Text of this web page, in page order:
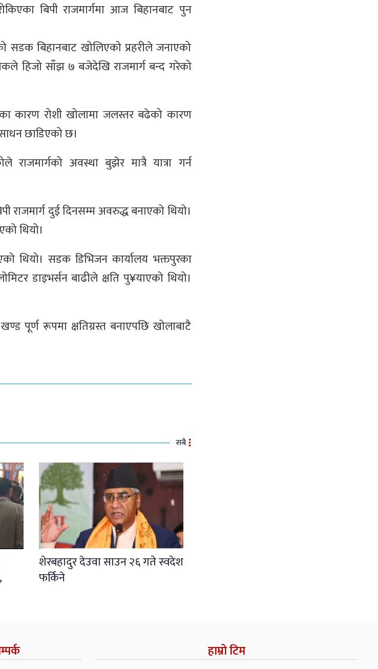
बिपी राजमार्गमा आज बिहानबाट पुन
सडक बिहानबाट खोलिएको प्रहरीले जनाएको
हिजो साँझ ७ बजेदेखि राजमार्ग बन्द गरेको
कारण रोशी खोलामा जलस्तर बढेको कारण
छाडिएको छ।
अवस्था बुझेर मात्रै यात्रा गर्न
राजमार्ग दुई दिनसम्म अवरुद्ध बनाएको थियो।
थियो।
थियो। सडक डिभिजन कार्यालय भक्तपुरका
डाइभर्सन बाढीले क्षति पु¥याएको थियो।
पूर्ण रूपमा क्षतिग्रस्त बनाएपछि खोलाबाटै
सबै
शेरबहादुर देउवा साउन २६ गते स्वदेश
फर्किने
हाम्रो टिम